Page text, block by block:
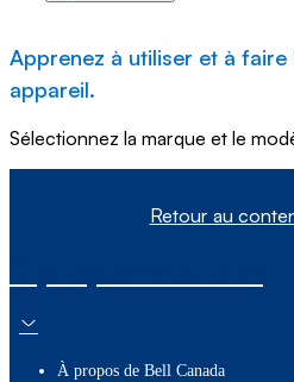
Apprenez à utiliser et à
appareil.
Sélectionnez la marque et le
Retour au
À propos de Bell Canada